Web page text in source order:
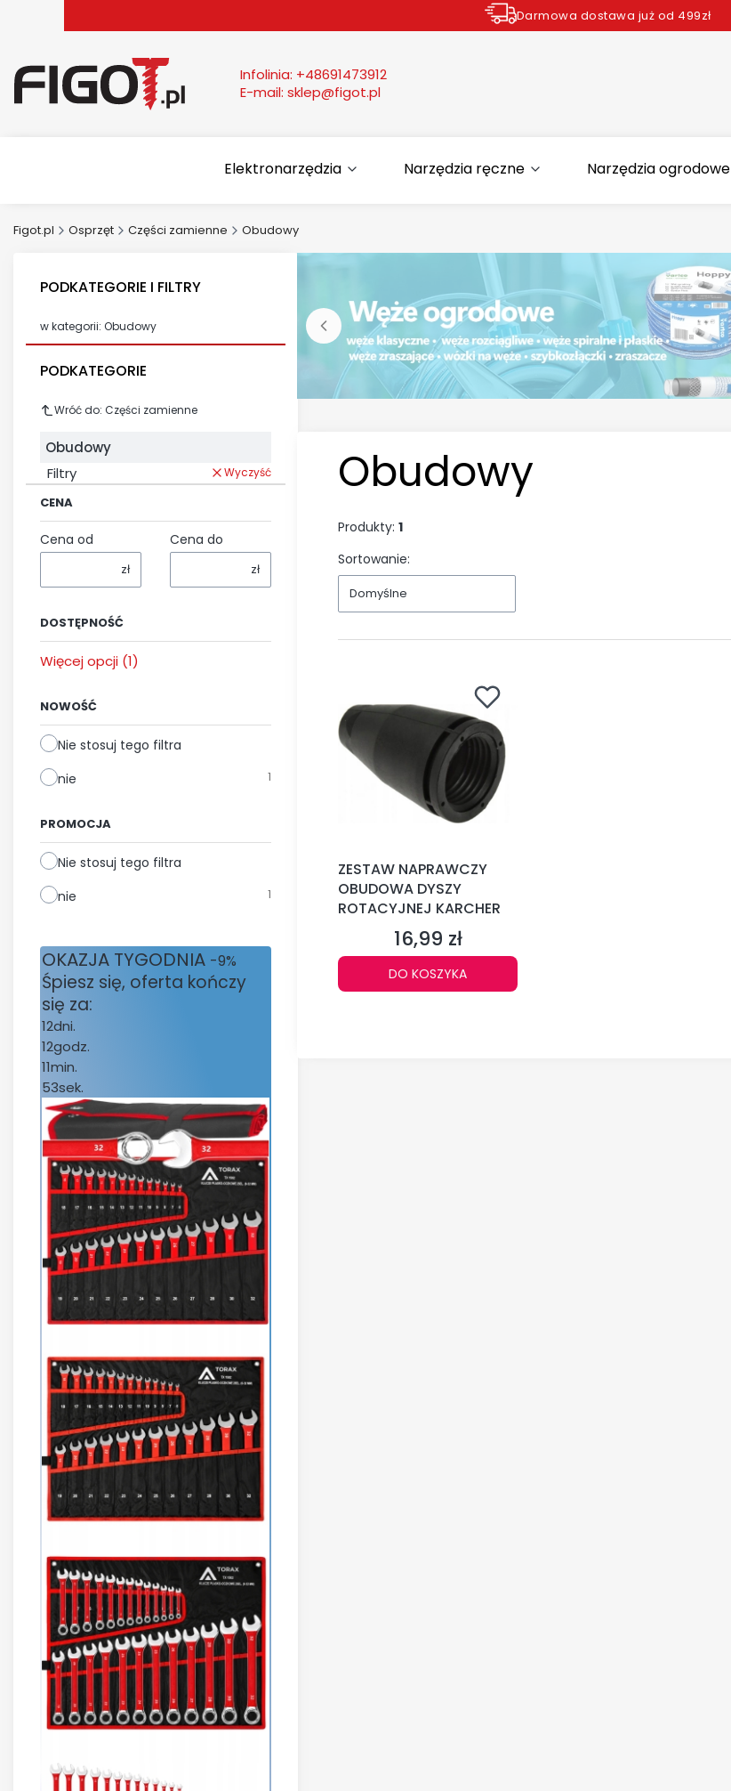
Darmowa dostawa już od 499zł
Infolinia: +48691473912
E-mail: sklep@figot.pl
Elektronarzędzia Narzędzia ręczne Narzędzia ogrodowe
Figot.pl Osprzęt Części zamienne Obudowy
PODKATEGORIE I FILTRY
w kategorii: Obudowy
PODKATEGORIE
Wróć do: Części zamienne
Obudowy
Filtry
Wyczyść
CENA
Cena od
zł
Cena do
zł
DOSTĘPNOŚĆ
Dostępność
Więcej opcji (1)
NOWOŚĆ
Nie stosuj tego filtra
nie
1
PROMOCJA
Nie stosuj tego filtra
nie
1
OKAZJA TYGODNIA -9%
Śpiesz się, oferta kończy
się za:
12dni.
12godz.
11min.
53sek.
Obudowy
Produkty: 1
Sortowanie:
Domyślne
ZESTAW NAPRAWCZY
OBUDOWA DYSZY
ROTACYJNEJ KARCHER
Cena
16,99 zł
DO KOSZYKA